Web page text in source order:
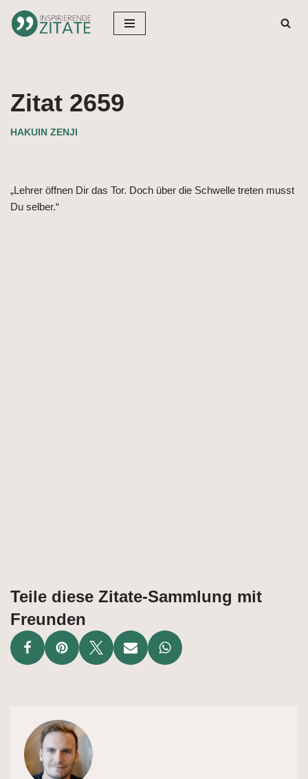
Zum
Zitat 2659
HAKUIN ZENJI
„Lehrer öffnen Dir das Tor. Doch über die Schwelle treten musst
Du selber.“
Teile diese Zitate-Sammlung mit
Freunden